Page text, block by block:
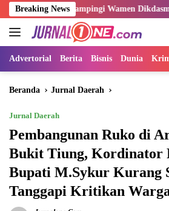
Langsung
ke
konten
Breaking News
Dampingi Wamen Dikdasmen RI
Advertorial Berita Bisnis Dunia
Beranda Jurnal Daerah
Jurnal Daerah
Pembangunan Ruko di
Bukit Tiung, Kordinator
Bupati M.Sykur Kurang
Tanggapi Kritikan